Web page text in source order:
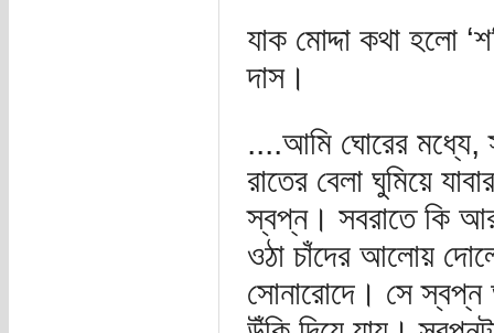
যাক মোদ্দা কথা হলো
দাস।
....আমি ঘোরের মধ্যে,
রাতের বেলা ঘুমিয়ে
স্বপ্ন। সবরাতে কি
ওঠা চাঁদের আলোয়
সোনারোদে। সে